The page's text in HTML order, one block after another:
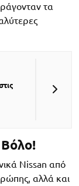
τα
Nissan από
αλλά και